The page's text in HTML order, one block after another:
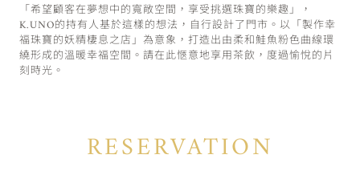
「希望顧客在夢想中的寬敞空間，享受挑選珠寶的樂趣」，
K.UNO的持有人基於這樣的想法，自行設計了門市。以「製作幸
福珠寶的妖精棲息之店」為意象，打造出由柔和鮭魚粉色曲線環
繞形成的溫暖幸福空間。請在此愜意地享用茶飲，度過愉悅的片
刻時光。
RESERVATION